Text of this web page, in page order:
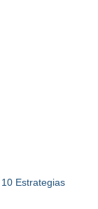
Estrategias